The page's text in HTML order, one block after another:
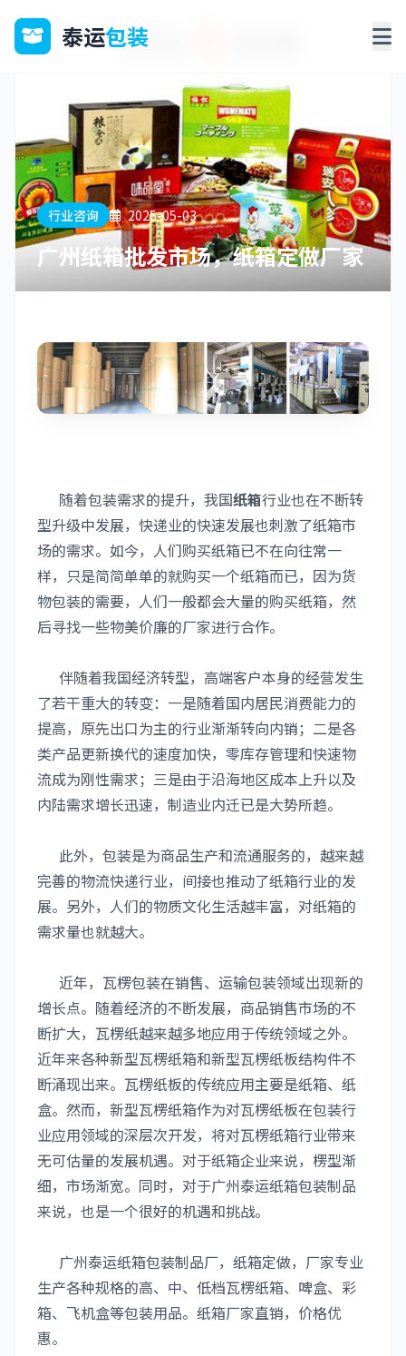
泰运包装
行业咨询 2025-05-03
广州纸箱批发市场，纸箱定做厂家
随着包装需求的提升，我国纸箱行业也在不断转
型升级中发展，快递业的快速发展也刺激了纸箱市
场的需求。如今，人们购买纸箱已不在向往常一
样，只是简简单单的就购买一个纸箱而已，因为货
物包装的需要，人们一般都会大量的购买纸箱，然
后寻找一些物美价廉的厂家进行合作。
伴随着我国经济转型，高端客户本身的经营发生
了若干重大的转变：一是随着国内居民消费能力的
提高，原先出口为主的行业渐渐转向内销；二是各
类产品更新换代的速度加快，零库存管理和快速物
流成为刚性需求；三是由于沿海地区成本上升以及
内陆需求增长迅速，制造业内迁已是大势所趋。
此外，包装是为商品生产和流通服务的，越来越
完善的物流快递行业，间接也推动了纸箱行业的发
展。另外，人们的物质文化生活越丰富，对纸箱的
需求量也就越大。
近年，瓦楞包装在销售、运输包装领域出现新的
增长点。随着经济的不断发展，商品销售市场的不
断扩大，瓦楞纸越来越多地应用于传统领域之外。
近年来各种新型瓦楞纸箱和新型瓦楞纸板结构件不
断涌现出来。瓦楞纸板的传统应用主要是纸箱、纸
盒。然而，新型瓦楞纸箱作为对瓦楞纸板在包装行
业应用领域的深层次开发，将对瓦楞纸箱行业带来
无可估量的发展机遇。对于纸箱企业来说，楞型渐
细，市场渐宽。同时，对于广州泰运纸箱包装制品
来说，也是一个很好的机遇和挑战。
广州泰运纸箱包装制品厂，纸箱定做，厂家专业
生产各种规格的高、中、低档瓦楞纸箱、啤盒、彩
箱、飞机盒等包装用品。纸箱厂家直销，价格优
惠。